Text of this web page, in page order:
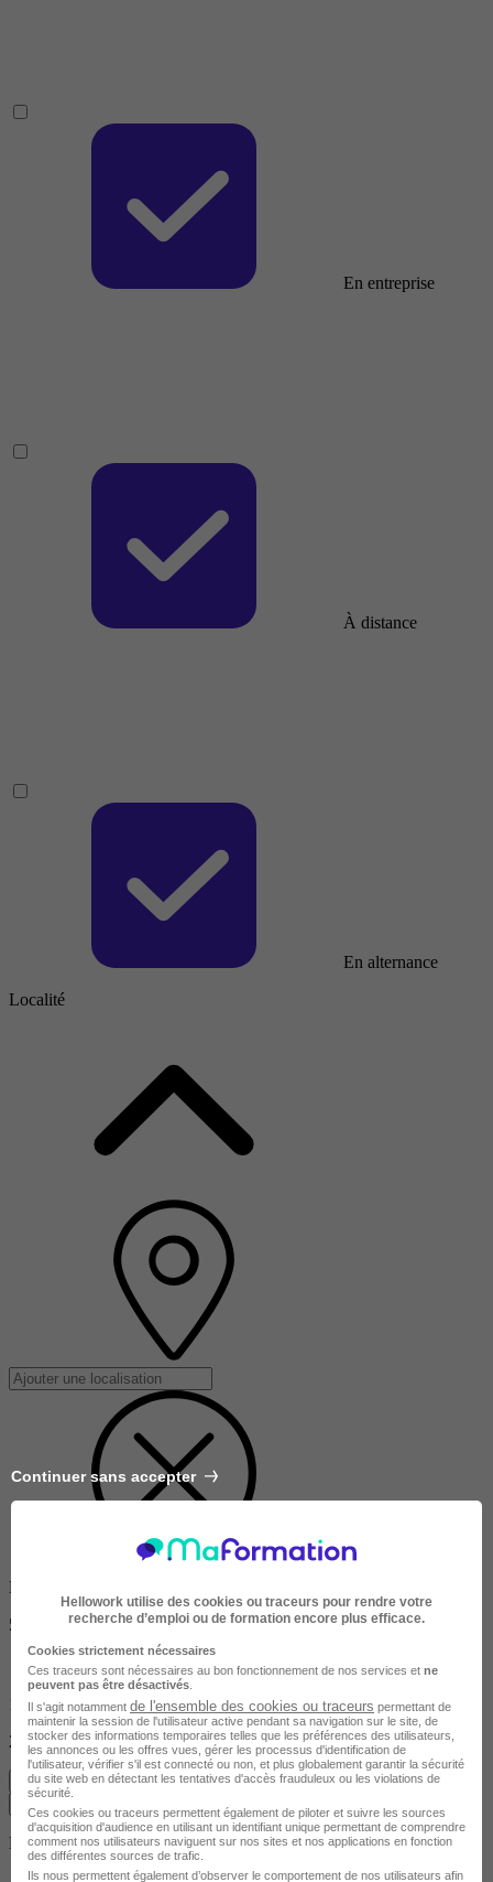
En entreprise
À distance
En alternance
Localité
Dans un rayon de
50km
10km
200km
Effacer
Durée de la formation
Continuer sans accepter
Hellowork utilise des cookies ou traceurs pour rendre votre
recherche d’emploi ou de formation encore plus efficace.
Cookies strictement nécessaires
Ces traceurs sont nécessaires au bon fonctionnement de nos services et ne
peuvent pas être désactivés
Il s'agit notamment de l'ensemble des cookies ou traceurs permettant de
maintenir la session de l'utilisateur active pendant sa navigation sur le site, de
stocker des informations temporaires telles que les préférences des utilisateurs,
les annonces ou les offres vues, gérer les processus d'identification de
l'utilisateur, vérifier s'il est connecté ou non, et plus globalement garantir la sécurité
du site web en détectant les tentatives d'accès frauduleux ou les violations de
sécurité.
Ces cookies ou traceurs permettent également de piloter et suivre les sources
d'acquisition d'audience en utilisant un identifiant unique permettant de comprendre
comment nos utilisateurs naviguent sur nos sites et nos applications en fonction
des différentes sources de trafic.
Ils nous permettent également d’observer le comportement de nos utilisateurs afin